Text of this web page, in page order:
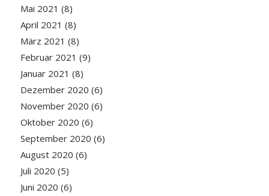
Mai 2021 (8)
April 2021 (8)
März 2021 (8)
Februar 2021 (9)
Januar 2021 (8)
Dezember 2020 (6)
November 2020 (6)
Oktober 2020 (6)
September 2020 (6)
August 2020 (6)
Juli 2020 (5)
Juni 2020 (6)